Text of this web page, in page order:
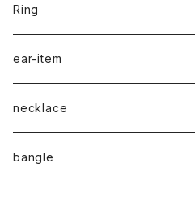
Ring
naturalstone-ring
plain-ring
ear-item
pierced earrings
earcuff
necklace
pearl
bangle